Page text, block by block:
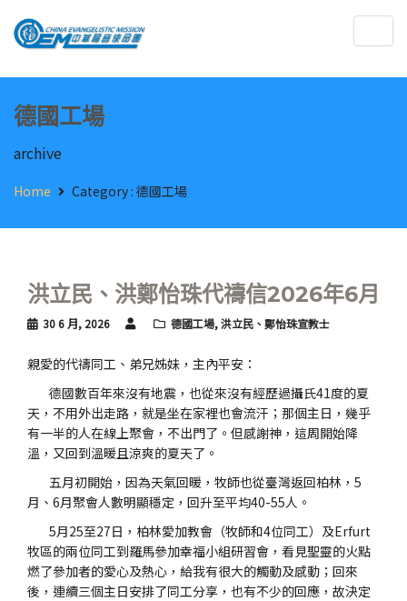
德國工場
archive
Home Category : 德國工場
洪立民、洪鄭怡珠代禱信2026年6月
30 6 月, 2026 德國工場,洪立民、鄭怡珠宣教士
親愛的代禱同工、弟兄姊妹，主內平安：
德國數百年來沒有地震，也從來沒有經歷過攝氏41度的夏
天，不用外出走路，就是坐在家裡也會流汗；那個主日，幾乎
有一半的人在線上聚會，不出門了。但感謝神，這周開始降
溫，又回到溫暖且涼爽的夏天了。
五月初開始，因為天氣回暖，牧師也從臺灣返回柏林，5
月、6月聚會人數明顯穩定，回升至平均40-55人。
5月25至27日，柏林愛加教會（牧師和4位同工）及Erfurt
牧區的兩位同工到羅馬參加幸福小組研習會，看見聖靈的火點
燃了參加者的愛心及熱心，給我有很大的觸動及感動；回來
後，連續三個主日安排了同工分享，也有不少的回應，故決定